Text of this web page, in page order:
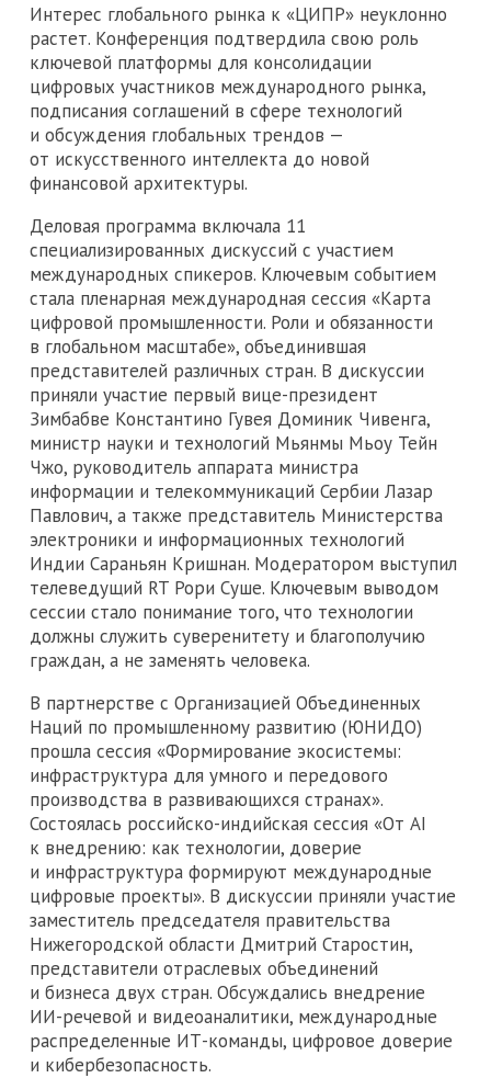
Интерес глобального рынка к «ЦИПР» неуклонно
растет. Конференция подтвердила свою роль
ключевой платформы для консолидации
цифровых участников международного рынка,
подписания соглашений в сфере технологий
и обсуждения глобальных трендов —
от искусственного интеллекта до новой
финансовой архитектуры.
Деловая программа включала 11
специализированных дискуссий с участием
международных спикеров. Ключевым событием
стала пленарная международная сессия «Карта
цифровой промышленности. Роли и обязанности
в глобальном масштабе», объединившая
представителей различных стран. В дискуссии
приняли участие первый вице-президент
Зимбабве Константино Гувея Доминик Чивенга,
министр науки и технологий Мьянмы Мьоу Тейн
Чжо, руководитель аппарата министра
информации и телекоммуникаций Сербии Лазар
Павлович, а также представитель Министерства
электроники и информационных технологий
Индии Сараньян Кришнан. Модератором выступил
телеведущий RT Рори Суше. Ключевым выводом
сессии стало понимание того, что технологии
должны служить суверенитету и благополучию
граждан, а не заменять человека.
В партнерстве с Организацией Объединенных
Наций по промышленному развитию (ЮНИДО)
прошла сессия «Формирование экосистемы:
инфраструктура для умного и передового
производства в развивающихся странах».
Состоялась российско-индийская сессия «От AI
к внедрению: как технологии, доверие
и инфраструктура формируют международные
цифровые проекты». В дискуссии приняли участие
заместитель председателя правительства
Нижегородской области Дмитрий Старостин,
представители отраслевых объединений
и бизнеса двух стран. Обсуждались внедрение
ИИ-речевой и видеоаналитики, международные
распределенные ИТ-команды, цифровое доверие
и кибербезопасность.